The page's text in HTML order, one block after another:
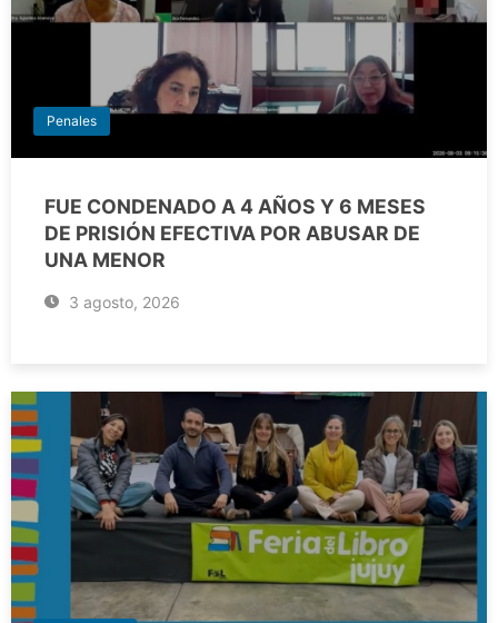
Penales
FUE CONDENADO A 4 AÑOS Y 6 MESES
DE PRISIÓN EFECTIVA POR ABUSAR DE
UNA MENOR
3 agosto, 2026